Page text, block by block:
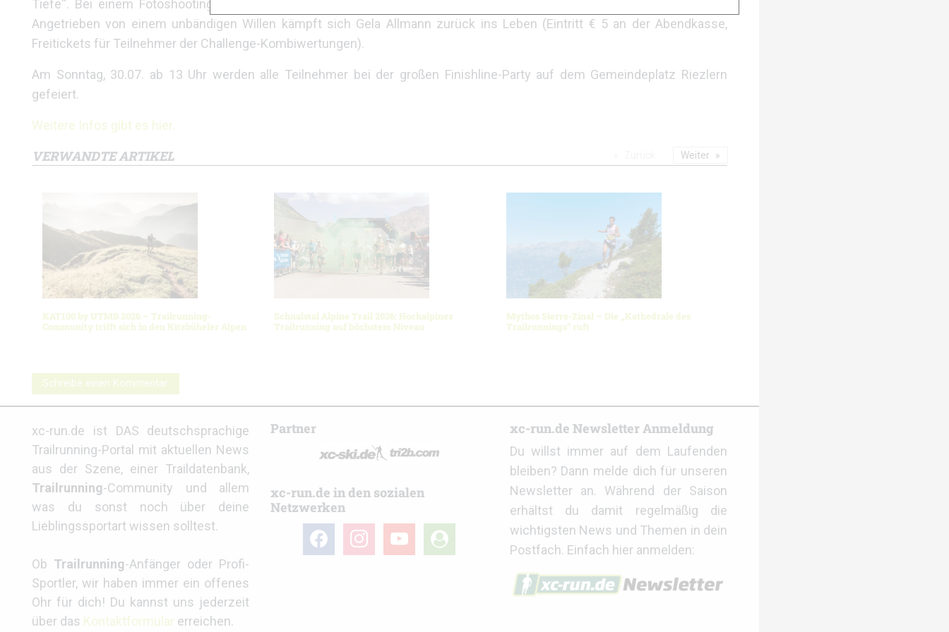
Tiefe“. Bei einem Fotoshooting auf Island im Jahr 2014 stürzte sie 800 Höhenmeter ab und überlebt schwerverletzt.
Angetrieben von einem unbändigen Willen kämpft sich Gela Allmann zurück ins Leben (Eintritt € 5 an der Abendkasse,
Freitickets für Teilnehmer der Challenge-Kombiwertungen).
Am Sonntag, 30.07. ab 13 Uhr werden alle Teilnehmer bei der großen Finishline-Party auf dem Gemeindeplatz Riezlern
gefeiert.
Weitere Infos gibt es hier.
VERWANDTE ARTIKEL
KAT100 by UTMB 2026 – Trailrunning-
Community trifft sich in den Kitzbüheler Alpen
Schnalstal Alpine Trail 2026: Hochalpines
Trailrunning auf höchstem Niveau
Mythos Sierre-Zinal – Die „Kathedrale des
Trailrunnings“ ruft
Weiter
Schreibe einen Kommentar
xc-run.de ist DAS deutschsprachige
Trailrunning-Portal mit aktuellen News
aus der Szene, einer Traildatenbank,
Trailrunning-Community und allem
was du sonst noch über deine
Lieblingssportart wissen solltest.
Ob Trailrunning-Anfänger oder Profi-
Sportler, wir haben immer ein offenes
Ohr für dich! Du kannst uns jederzeit
über das Kontaktformular erreichen.
Partner
xc-run.de in den sozialen
Netzwerken
facebookinstagramyoutube
user-
circle
xc-run.de Newsletter Anmeldung
Du willst immer auf dem Laufenden
bleiben? Dann melde dich für unseren
Newsletter an. Während der Saison
erhältst du damit regelmäßig die
wichtigsten News und Themen in dein
Postfach. Einfach hier anmelden: